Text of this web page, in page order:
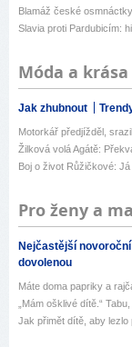
Blamáž české
Slavia proti Pardubicím:
Móda a krása
Jak zhubnout
Motorkář předjížděl,
Žilková volá Agátě:
Boj o život Růžičkové:
Pro ženy a
Nejčastější
dovolenou
Máte doma papriky a
„Mám ošklivé dítě.“
Jak přimět dítě, aby lezlo